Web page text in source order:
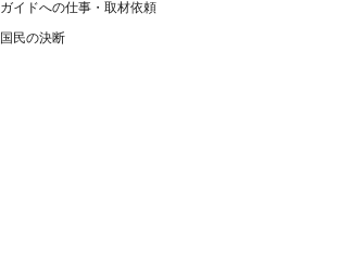
ガイドへの仕事・取材依頼
国民の決断